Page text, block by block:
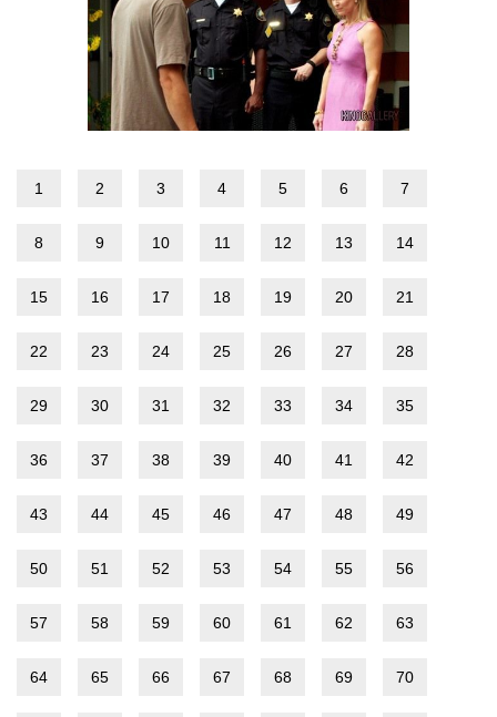
1 2 3 4 5 6 7
8 9 10 11 12 13 14
15 16 17 18 19 20 21
22 23 24 25 26 27 28
29 30 31 32 33 34 35
36 37 38 39 40 41 42
43 44 45 46 47 48 49
50 51 52 53 54 55 56
57 58 59 60 61 62 63
64 65 66 67 68 69 70